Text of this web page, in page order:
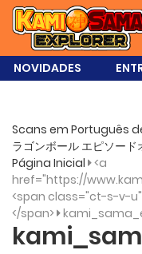
NOVIDADES
Scans em Português
ラゴンボール エピソー
Página Inicial <a
href="https://
<span class="ct-s-v-
</span>